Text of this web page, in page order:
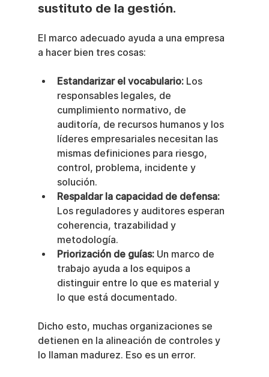
sustituto de la gestión.
El marco adecuado ayuda a una empresa
a hacer bien tres cosas:
Estandarizar el vocabulario: Los
responsables legales, de
cumplimiento normativo, de
auditoría, de recursos humanos y los
líderes empresariales necesitan las
mismas definiciones para riesgo,
control, problema, incidente y
solución.
Respaldar la capacidad de defensa:
Los reguladores y auditores esperan
coherencia, trazabilidad y
metodología.
Priorización de guías: Un marco de
trabajo ayuda a los equipos a
distinguir entre lo que es material y
lo que está documentado.
Dicho esto, muchas organizaciones se
detienen en la alineación de controles y
lo llaman madurez. Eso es un error.